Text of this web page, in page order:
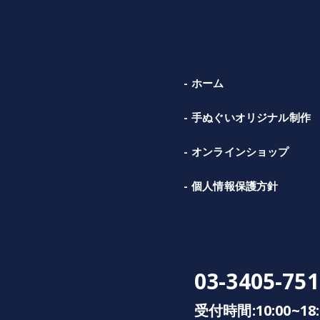
ホーム
手ぬぐいオリジナル制作
オンラインショップ
個人情報保護方針
03-3405-
受付時間